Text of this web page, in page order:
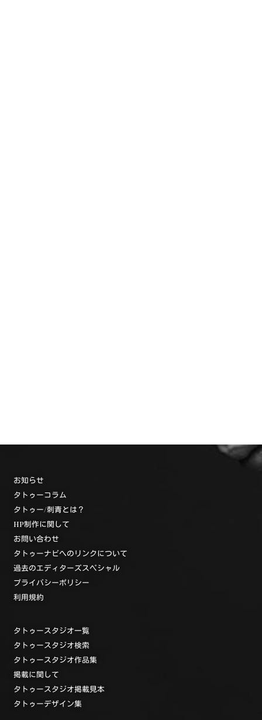
お知らせ
タトゥーコラム
タトゥー/刺青とは？
HP制作に関して
お問い合わせ
タトゥーナビへのリンクについて
過去のエディターズスペシャル
プライバシーポリシー
利用規約
タトゥースタジオ一覧
タトゥースタジオ検索
タトゥースタジオ作品集
掲載に関して
タトゥースタジオ掲載見本
タトゥーデザイン集